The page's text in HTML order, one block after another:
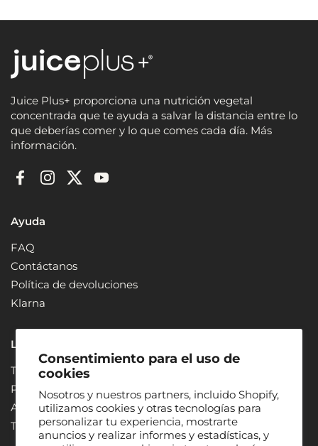
Consentimiento para el uso de
cookies
Nosotros y nuestros partners, incluido Shopify,
utilizamos cookies y otras tecnologías para
personalizar tu experiencia, mostrarte
anuncios y realizar informes y estadísticas, y
Juice Plus+ proporciona una nutrición vegetal
concentrada que te ayuda a salvar la distancia entre lo
que deberías comer y lo que comes cada día. Más
información.
FacebookInstagram
TwitterYouTube
Ayuda
FAQ
Contáctanos
Política de devoluciones
Klarna
Legal
Terms of Use
Privacy Policy
ADA Compliance + Accessibility
Terms & Conditions